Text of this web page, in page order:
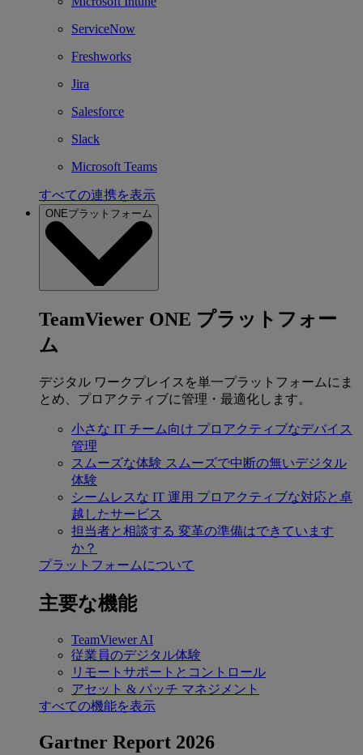
ServiceNow
Freshworks
Jira
Salesforce
Slack
Microsoft Teams
すべての連携を表示
ONEプラットフォーム
TeamViewer ONE プラットフォー
ム
デジタル ワークプレイスを単一プラットフォームにま
とめ、プロアクティブに管理・最適化します。
小さな IT チーム向け プロアクティブなデバイス
管理
スムーズな体験 スムーズで中断の無いデジタル
体験
シームレスな IT 運用 プロアクティブな対応と卓
越したサービス
担当者と相談する 変革の準備はできています
か？
プラットフォームについて
主要な機能
TeamViewer AI
従業員のデジタル体験
リモートサポートとコントロール
アセット & パッチ マネジメント
すべての機能を表示
Gartner Report 2026